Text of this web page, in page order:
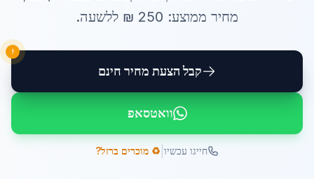
מחיר ממוצע: 250 ₪ ללשעה.
קבל הצעת מחיר חינם
!
וואטסאפ
חייגו עכשיו ♻️ מוכרים ברזל?